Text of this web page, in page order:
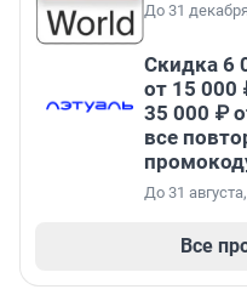
До 31
Скидка 6
от 15 000
35 000 ₽
все
До 31
Все